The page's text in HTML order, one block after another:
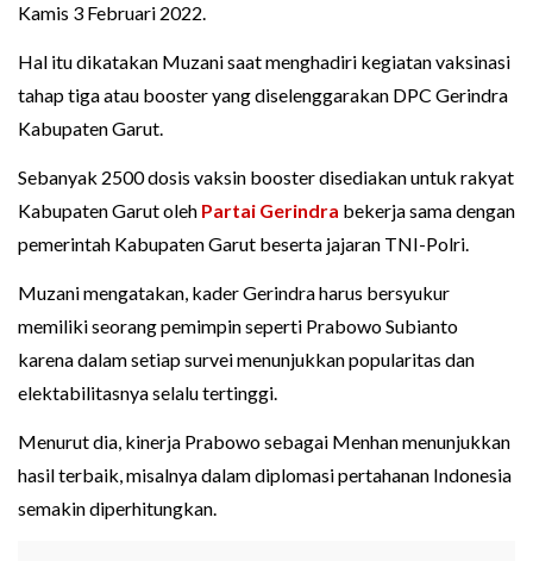
Kamis 3 Februari 2022.
Hal itu dikatakan Muzani saat menghadiri kegiatan vaksinasi
tahap tiga atau booster yang diselenggarakan DPC Gerindra
Kabupaten Garut.
Sebanyak 2500 dosis vaksin booster disediakan untuk rakyat
Kabupaten Garut oleh Partai Gerindra bekerja sama dengan
pemerintah Kabupaten Garut beserta jajaran TNI-Polri.
Muzani mengatakan, kader Gerindra harus bersyukur
memiliki seorang pemimpin seperti Prabowo Subianto
karena dalam setiap survei menunjukkan popularitas dan
elektabilitasnya selalu tertinggi.
Menurut dia, kinerja Prabowo sebagai Menhan menunjukkan
hasil terbaik, misalnya dalam diplomasi pertahanan Indonesia
semakin diperhitungkan.